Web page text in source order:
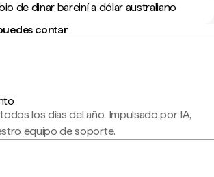
de dinar bareiní a dólar australiano
contar
los días del año. Impulsado por IA,
equipo de soporte.